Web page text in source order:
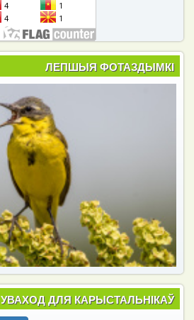
ЛЕПШЫЯ ФОТАЗДЫМКІ
УВАХОД ДЛЯ КАРЫСТАЛЬНІКАЎ